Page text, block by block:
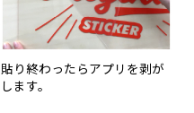
貼り終わったらアプリを剥が
します。